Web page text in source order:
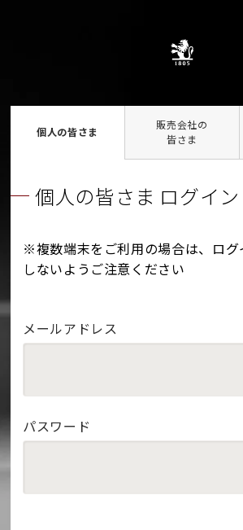
個人の皆さま
販売会社の
皆さま
個人の皆さま ログイン
※複数端末をご利用の場合は、ログ
しないようご注意ください
メールアドレス
パスワード